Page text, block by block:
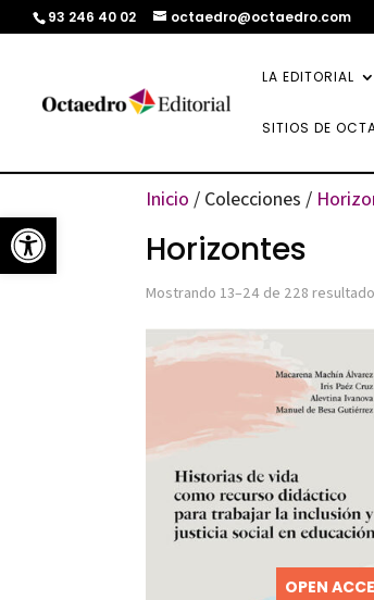
Abrir barra de herramientas
93 246 40 02 octaedro@octaedro.com
LA EDITORIAL
SITIOS DE
Inicio / Colecciones /
Horizontes
Mostrando 13–24 de 228
OPEN